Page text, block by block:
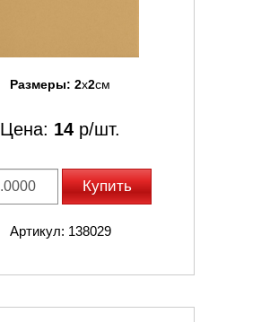
Размеры: 2x2см
Цена: 14 р/шт.
Купить
Артикул: 138029